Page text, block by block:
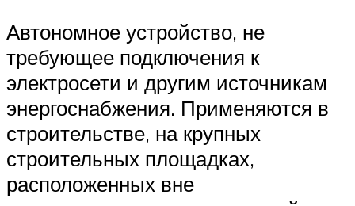
Автономное устройство, не
требующее подключения к
электросети и другим источникам
энергоснабжения. Применяются в
строительстве, на крупных
строительных площадках,
расположенных вне